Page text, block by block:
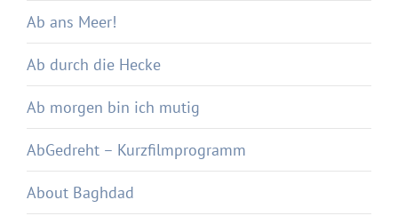
Ab ans Meer!
Ab durch die Hecke
Ab morgen bin ich mutig
AbGedreht – Kurzfilmprogramm
About Baghdad